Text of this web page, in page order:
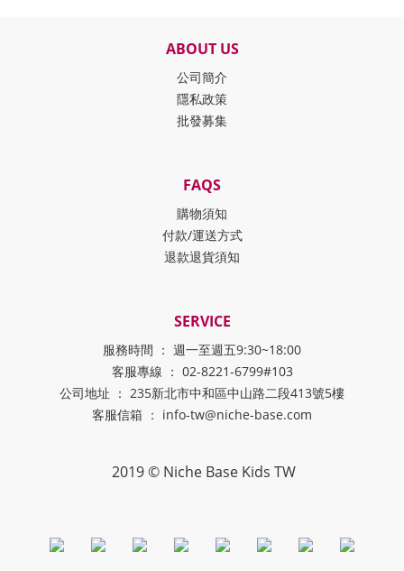
ABOUT US
公司簡介
隱私政策
批發募集
FAQS
購物須知
付款/運送方式
退款退貨須知
SERVICE
服務時間 ： 週一至週五9:30~18:00
客服專線 ： 02-8221-6799#103
公司地址 ： 235新北市中和區中山路二段413號5樓
客服信箱 ： info-tw@niche-base.com
2019 © Niche Base Kids TW